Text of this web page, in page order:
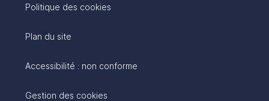
Politique des cookies
Plan du site
Accessibilité : non conforme
Gestion des cookies